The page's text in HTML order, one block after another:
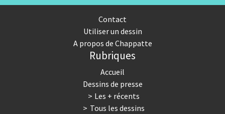
Contact
Utiliser un dessin
A propos de Chappatte
Rubriques
Accueil
Dessins de presse
Les + récents
Tous les dessins